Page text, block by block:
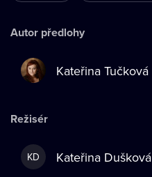
Autor předlohy
Kateřina Tučková
Režisér
KD Kateřina Dušková